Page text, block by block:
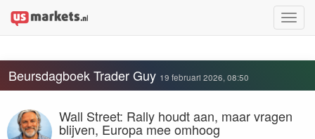
Toggle
Beursdagboek Trader Guy 19 februari 2026, 08:50
Wall Street: Rally houdt aan, maar vragen
blijven, Europa mee omhoog